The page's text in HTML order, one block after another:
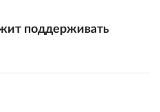
поддерживать